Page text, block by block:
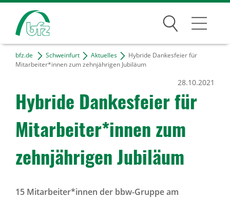
Suchen
Schweinfurt
Unser Team
Kontakt & Anfahrt
Projekte
Freie Tätigkeiten
bfz.de Schweinfurt Aktuelles
Hybride Dankesfeier für
Mitarbeiter*innen zum zehnjährigen Jubiläum
Hybride Dankes­feier für
Mitar­beiter*innen zum
zehn­jäh­rigen Jubi­läum
28.10.2021
15 Mitarbeiter*innen der bbw-Gruppe am